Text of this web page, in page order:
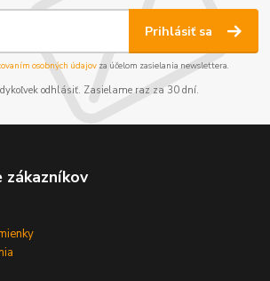
Prihlásiť sa
osobných údajov za účelom zasielania newslettera.
odhlásiť. Zasielame raz za 30 dní.
zákazníkov